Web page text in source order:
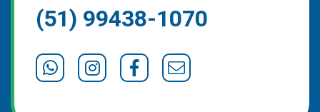
(51) 99438-1070